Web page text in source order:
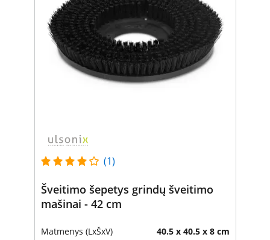
(1)
Šveitimo šepetys grindų šveitimo
mašinai - 42 cm
Matmenys (LxŠxV) 40.5 x 40.5 x 8 cm